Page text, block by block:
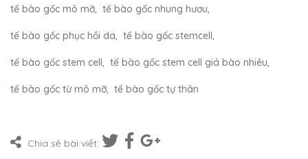
tế bào gốc mô mỡ, tế bào gốc nhung hươu,
tế bào gốc phục hồi da, tế bào gốc stemcell,
tế bào gốc stem cell, tế bào gốc stem cell giá bào nhiêu,
tế bào gốc từ mô mỡ, tế bào gốc tự thân
Chia sẻ bài viết: